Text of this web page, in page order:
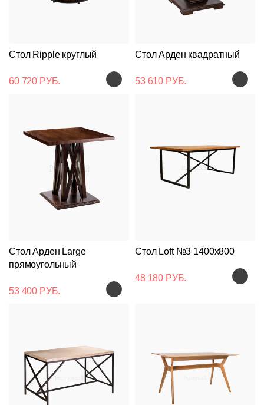
Стол Ripple круглый
60 720 РУБ.
Стол Арден квадратный
53 610 РУБ.
Стол Арден Large
прямоугольный
53 400 РУБ.
Стол Loft №3 1400x800
48 180 РУБ.